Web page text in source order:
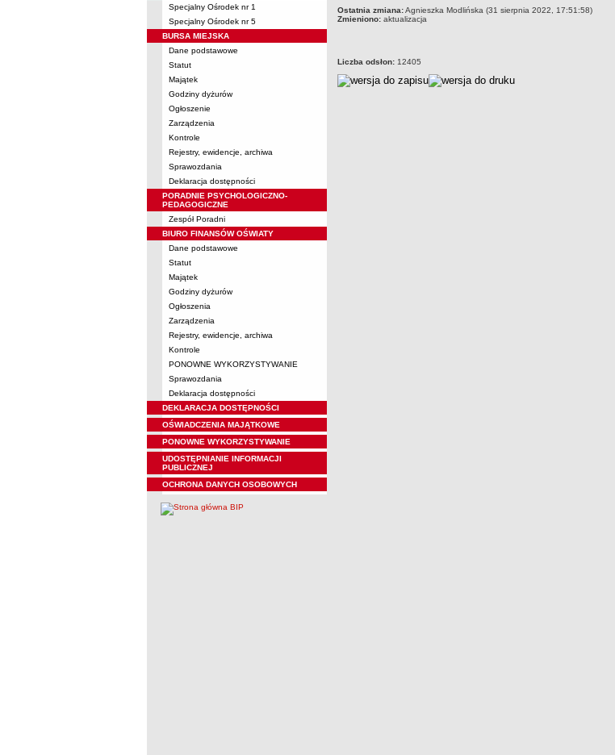
Specjalny Ośrodek nr 1
Specjalny Ośrodek nr 5
BURSA MIEJSKA
Dane podstawowe
Statut
Majątek
Godziny dyżurów
Ogłoszenie
Zarządzenia
Kontrole
Rejestry, ewidencje, archiwa
Sprawozdania
Deklaracja dostępności
PORADNIE PSYCHOLOGICZNO-
PEDAGOGICZNE
Zespół Poradni
BIURO FINANSÓW OŚWIATY
Dane podstawowe
Statut
Majątek
Godziny dyżurów
Ogłoszenia
Zarządzenia
Rejestry, ewidencje, archiwa
Kontrole
PONOWNE WYKORZYSTYWANIE
Sprawozdania
Deklaracja dostępności
DEKLARACJA DOSTĘPNOŚCI
OŚWIADCZENIA MAJĄTKOWE
PONOWNE WYKORZYSTYWANIE
UDOSTĘPNIANIE INFORMACJI
PUBLICZNEJ
OCHRONA DANYCH OSOBOWYCH
Ostatnia zmiana:Agnieszka Modlińska (31 sierpnia 2022, 17:51:58)
Zmieniono: aktualizacja
Liczba odsłon: 12405